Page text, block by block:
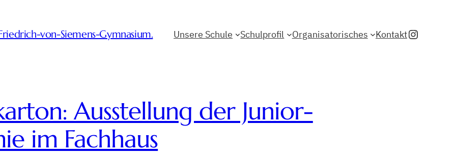
von-Siemens-Gymnasium. Unsere Schule Schulprofil Organisatorisches Kontakt
Ausstellung der Junior-
im Fachhaus